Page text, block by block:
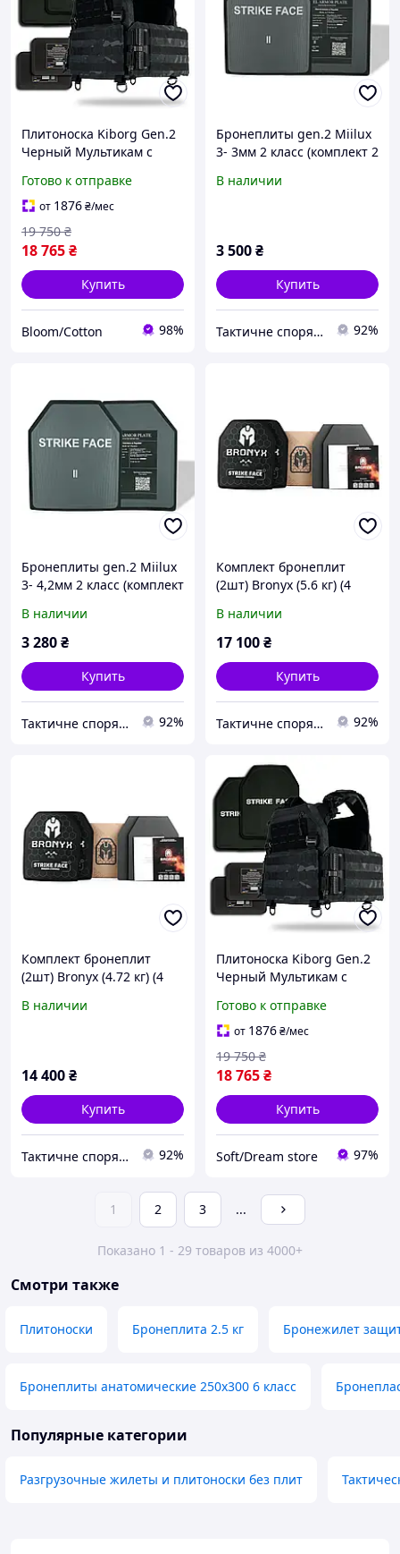
Плитоноска Kiborg Gen.2
Черный Мультикам с
баллистической защитой
Готово к отправке
от 1876₴/мес
18 765₴
19 750 ₴
Купить
Bloom/Cotton 98%
Бронеплиты gen.2 Miilux
3- 3мм 2 класс (комплект 2
В наличии
3 500₴
Купить
Тактичне спорядження 92%
Бронеплиты gen.2 Miilux
3- 4,2мм 2 класс (комплект
В наличии
3 280₴
Купить
Тактичне спорядження 92%
Комплект бронеплит
(2шт) Bronyx (5.6 кг) (4
В наличии
17 100₴
Купить
Тактичне спорядження 92%
Комплект бронеплит
(2шт) Bronyx (4.72 кг) (4
В наличии
14 400₴
Купить
Тактичне спорядження 92%
Плитоноска Kiborg Gen.2
Черный Мультикам с
баллистической защитой
Готово к отправке
от 1876₴/мес
18 765₴
19 750 ₴
Купить
Soft/Dream store 97%
1 2 3 ...
Показано 1 - 29 товаров из 4000+
Смотри также
Плитоноски Бронеплита 2.5 кг Бронежилет
Бронеплиты анатомические 250х300 6 класс
Популярные категории
Разгрузочные жилеты и плитоноски без плит